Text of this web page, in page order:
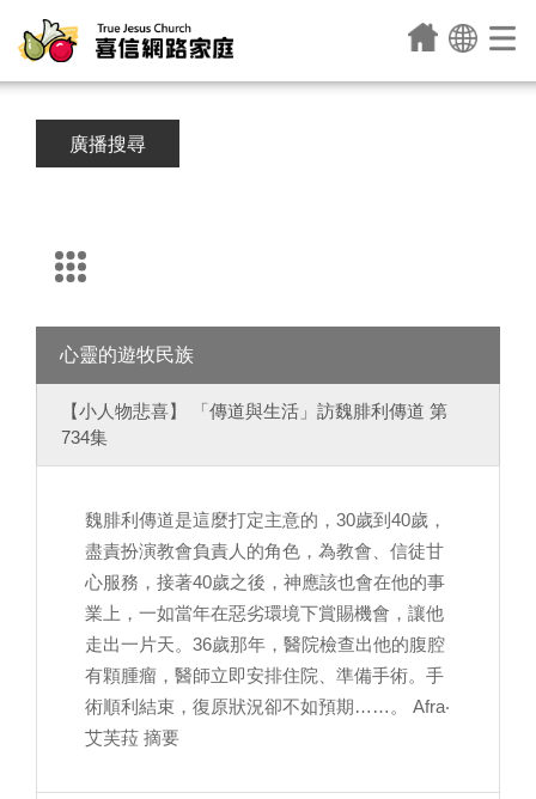
廣播搜尋
心靈的遊牧民族
【小人物悲喜】 「傳道與生活」訪魏腓利傳道 第
734集
魏腓利傳道是這麼打定主意的，30歲到40歲，
盡責扮演教會負責人的角色，為教會、信徒甘
心服務，接著40歲之後，神應該也會在他的事
業上，一如當年在惡劣環境下賞賜機會，讓他
走出一片天。36歲那年，醫院檢查出他的腹腔
有顆腫瘤，醫師立即安排住院、準備手術。手
術順利結束，復原狀況卻不如預期……。 Afra‧
艾芙菈 摘要